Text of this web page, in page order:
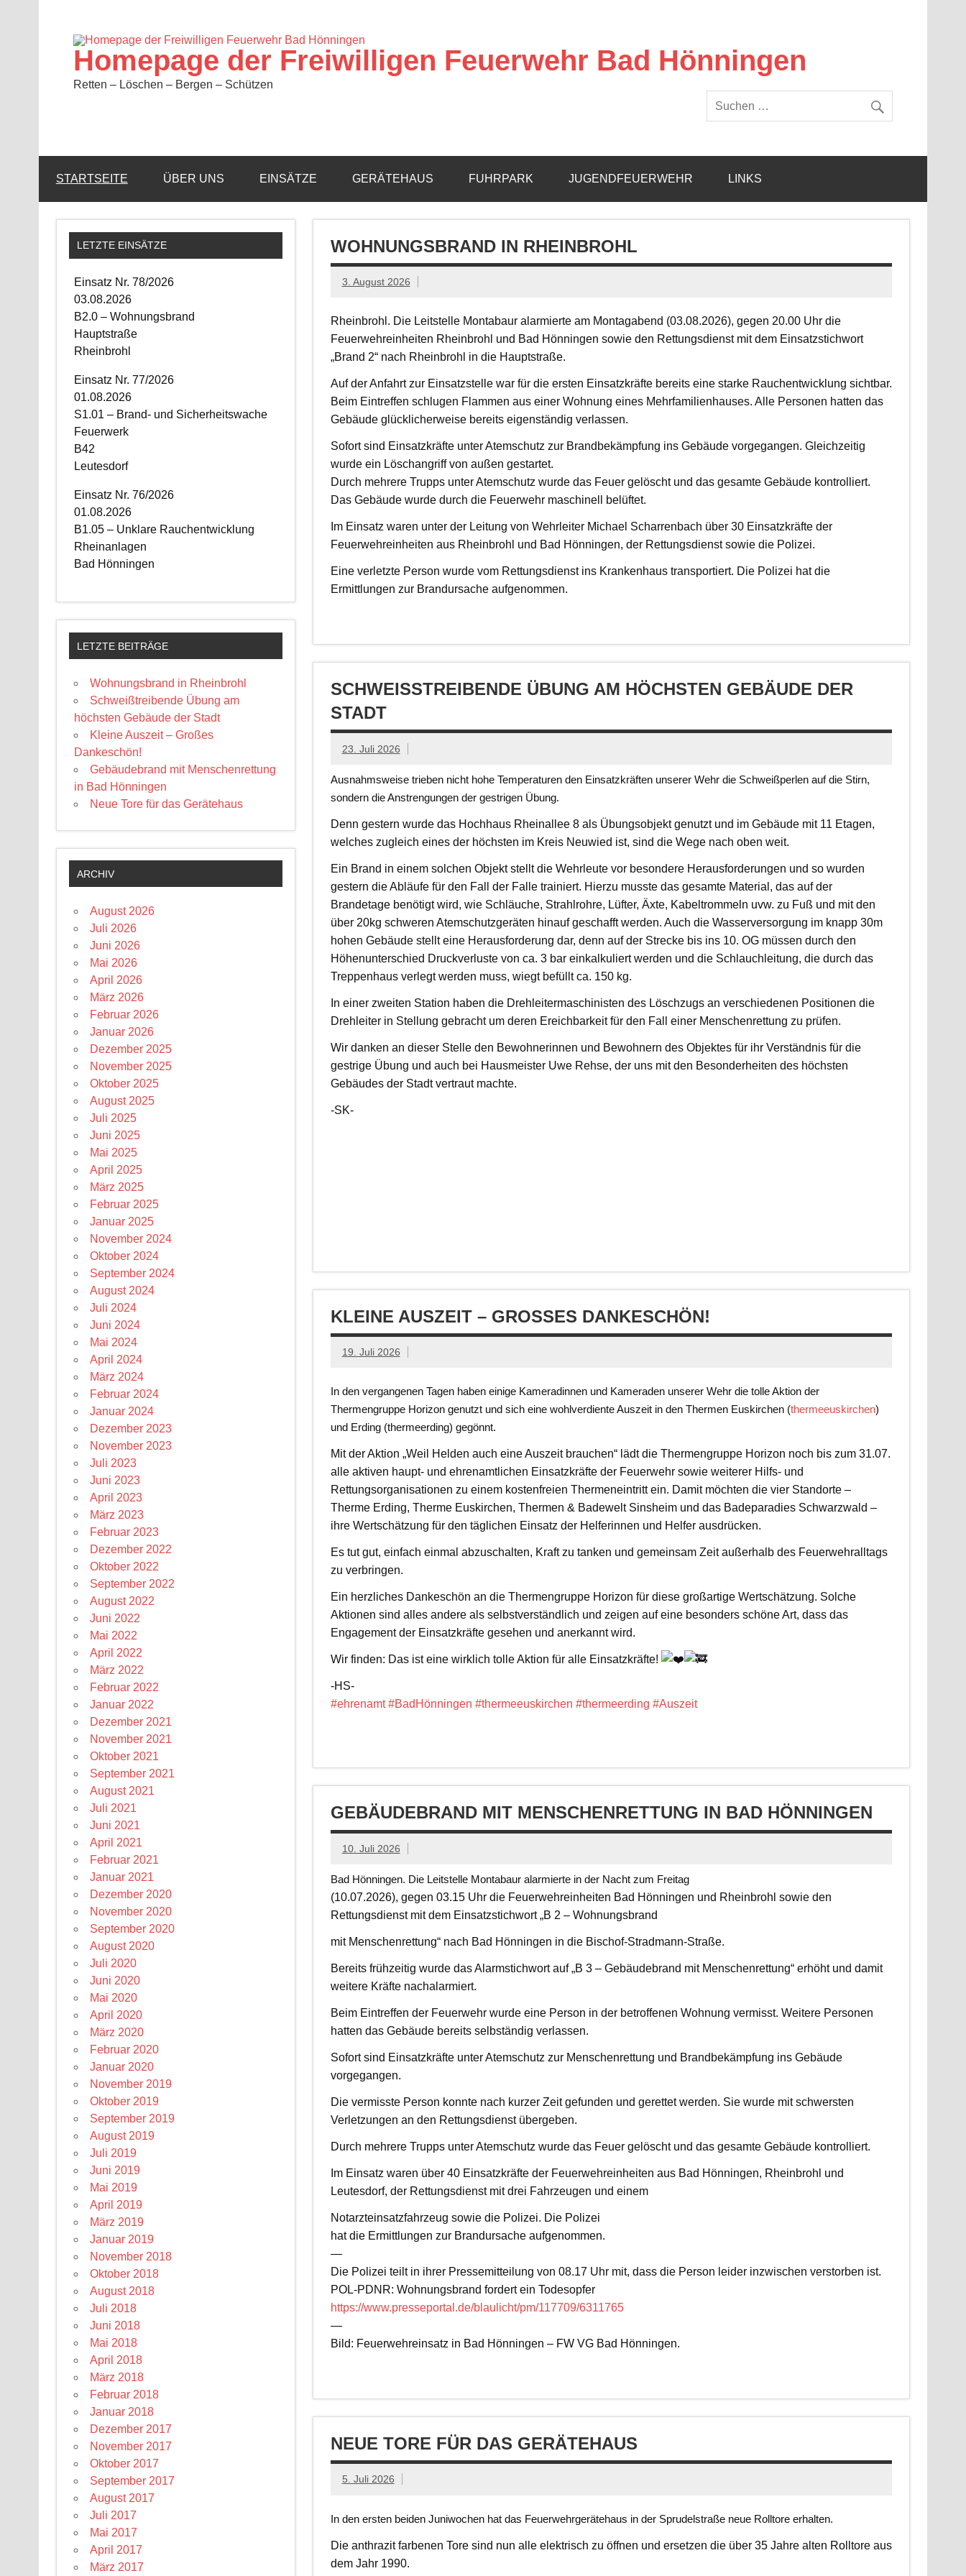
Homepage der Freiwilligen Feuerwehr Bad Hönningen
Retten – Löschen – Bergen – Schützen
STARTSEITE ÜBER UNS EINSÄTZE GERÄTEHAUS FUHRPARK JUGENDFEUERWEHR LINKS
WOHNUNGSBRAND IN RHEINBROHL
3. August 2026
Rheinbrohl. Die Leitstelle Montabaur alarmierte am Montagabend (03.08.2026), gegen 20.00 Uhr die
Feuerwehreinheiten Rheinbrohl und Bad Hönningen sowie den Rettungsdienst mit dem Einsatzstichwort
„Brand 2“ nach Rheinbrohl in die Hauptstraße.
Auf der Anfahrt zur Einsatzstelle war für die ersten Einsatzkräfte bereits eine starke Rauchentwicklung sichtbar.
Beim Eintreffen schlugen Flammen aus einer Wohnung eines Mehrfamilienhauses. Alle Personen hatten das
Gebäude glücklicherweise bereits eigenständig verlassen.
Sofort sind Einsatzkräfte unter Atemschutz zur Brandbekämpfung ins Gebäude vorgegangen. Gleichzeitig
wurde ein Löschangriff von außen gestartet.
Durch mehrere Trupps unter Atemschutz wurde das Feuer gelöscht und das gesamte Gebäude kontrolliert.
Das Gebäude wurde durch die Feuerwehr maschinell belüftet.
Im Einsatz waren unter der Leitung von Wehrleiter Michael Scharrenbach über 30 Einsatzkräfte der
Feuerwehreinheiten aus Rheinbrohl und Bad Hönningen, der Rettungsdienst sowie die Polizei.
Eine verletzte Person wurde vom Rettungsdienst ins Krankenhaus transportiert. Die Polizei hat die
Ermittlungen zur Brandursache aufgenommen.
SCHWEISSTREIBENDE ÜBUNG AM HÖCHSTEN GEBÄUDE DER S
TADT
23. Juli 2026
Ausnahmsweise trieben nicht hohe Temperaturen den Einsatzkräften unserer Wehr die Schweißperlen auf die Stirn,
sondern die Anstrengungen der gestrigen Übung.
Denn gestern wurde das Hochhaus Rheinallee 8 als Übungsobjekt genutzt und im Gebäude mit 11 Etagen,
welches zugleich eines der höchsten im Kreis Neuwied ist, sind die Wege nach oben weit.
Ein Brand in einem solchen Objekt stellt die Wehrleute vor besondere Herausforderungen und so wurden
gestern die Abläufe für den Fall der Falle trainiert. Hierzu musste das gesamte Material, das auf der
Brandetage benötigt wird, wie Schläuche, Strahlrohre, Lüfter, Äxte, Kabeltrommeln uvw. zu Fuß und mit den
über 20kg schweren Atemschutzgeräten hinauf geschafft werden. Auch die Wasserversorgung im knapp 30m
hohen Gebäude stellt eine Herausforderung dar, denn auf der Strecke bis ins 10. OG müssen durch den
Höhenunterschied Druckverluste von ca. 3 bar einkalkuliert werden und die Schlauchleitung, die durch das
Treppenhaus verlegt werden muss, wiegt befüllt ca. 150 kg.
In einer zweiten Station haben die Drehleitermaschinisten des Löschzugs an verschiedenen Positionen die
Drehleiter in Stellung gebracht um deren Ereichbarkeit für den Fall einer Menschenrettung zu prüfen.
Wir danken an dieser Stelle den Bewohnerinnen und Bewohnern des Objektes für ihr Verständnis für die
gestrige Übung und auch bei Hausmeister Uwe Rehse, der uns mit den Besonderheiten des höchsten
Gebäudes der Stadt vertraut machte.
-SK-
KLEINE AUSZEIT – GROSSES DANKESCHÖN!
19. Juli 2026
In den vergangenen Tagen haben einige Kameradinnen und Kameraden unserer Wehr die tolle Aktion der
Thermengruppe Horizon genutzt und sich eine wohlverdiente Auszeit in den Thermen Euskirchen (thermeeuskirchen)
und Erding (thermeerding) gegönnt.
Mit der Aktion „Weil Helden auch eine Auszeit brauchen“ lädt die Thermengruppe Horizon noch bis zum 31.07.
alle aktiven haupt- und ehrenamtlichen Einsatzkräfte der Feuerwehr sowie weiterer Hilfs- und
Rettungsorganisationen zu einem kostenfreien Thermeneintritt ein. Damit möchten die vier Standorte –
Therme Erding, Therme Euskirchen, Thermen & Badewelt Sinsheim und das Badeparadies Schwarzwald –
ihre Wertschätzung für den täglichen Einsatz der Helferinnen und Helfer ausdrücken.
Es tut gut, einfach einmal abzuschalten, Kraft zu tanken und gemeinsam Zeit außerhalb des Feuerwehralltags
zu verbringen.
Ein herzliches Dankeschön an die Thermengruppe Horizon für diese großartige Wertschätzung. Solche
Aktionen sind alles andere als selbstverständlich und zeigen auf eine besonders schöne Art, dass das
Engagement der Einsatzkräfte gesehen und anerkannt wird.
Wir finden: Das ist eine wirklich tolle Aktion für alle Einsatzkräfte!
-HS-
#ehrenamt #BadHönningen #thermeeuskirchen #thermeerding #Auszeit
GEBÄUDEBRAND MIT MENSCHENRETTUNG IN BAD HÖNNINGEN
10. Juli 2026
Bad Hönningen. Die Leitstelle Montabaur alarmierte in der Nacht zum Freitag
(10.07.2026), gegen 03.15 Uhr die Feuerwehreinheiten Bad Hönningen und Rheinbrohl sowie den
Rettungsdienst mit dem Einsatzstichwort „B 2 – Wohnungsbrand
mit Menschenrettung“ nach Bad Hönningen in die Bischof-Stradmann-Straße.
Bereits frühzeitig wurde das Alarmstichwort auf „B 3 – Gebäudebrand mit Menschenrettung“ erhöht und damit
weitere Kräfte nachalarmiert.
Beim Eintreffen der Feuerwehr wurde eine Person in der betroffenen Wohnung vermisst. Weitere Personen
hatten das Gebäude bereits selbständig verlassen.
Sofort sind Einsatzkräfte unter Atemschutz zur Menschenrettung und Brandbekämpfung ins Gebäude
vorgegangen.
Die vermisste Person konnte nach kurzer Zeit gefunden und gerettet werden. Sie wurde mit schwersten
Verletzungen an den Rettungsdienst übergeben.
Durch mehrere Trupps unter Atemschutz wurde das Feuer gelöscht und das gesamte Gebäude kontrolliert.
Im Einsatz waren über 40 Einsatzkräfte der Feuerwehreinheiten aus Bad Hönningen, Rheinbrohl und
Leutesdorf, der Rettungsdienst mit drei Fahrzeugen und einem
Notarzteinsatzfahrzeug sowie die Polizei. Die Polizei
hat die Ermittlungen zur Brandursache aufgenommen.
—
Die Polizei teilt in ihrer Pressemitteilung von 08.17 Uhr mit, dass die Person leider inzwischen verstorben ist.
POL-PDNR: Wohnungsbrand fordert ein Todesopfer
https://www.presseportal.de/blaulicht/pm/117709/6311765
—
Bild: Feuerwehreinsatz in Bad Hönningen – FW VG Bad Hönningen.
NEUE TORE FÜR DAS GERÄTEHAUS
5. Juli 2026
In den ersten beiden Juniwochen hat das Feuerwehrgerätehaus in der Sprudelstraße neue Rolltore erhalten.
Die anthrazit farbenen Tore sind nun alle elektrisch zu öffnen und ersetzen die über 35 Jahre alten Rolltore aus
dem Jahr 1990.
LETZTE EINSÄTZE
Einsatz Nr. 78/2026
03.08.2026
B2.0 – Wohnungsbrand
Hauptstraße
Rheinbrohl
Einsatz Nr. 77/2026
01.08.2026
S1.01 – Brand- und Sicherheitswache
Feuerwerk
B42
Leutesdorf
Einsatz Nr. 76/2026
01.08.2026
B1.05 – Unklare Rauchentwicklung
Rheinanlagen
Bad Hönningen
LETZTE BEITRÄGE
Wohnungsbrand in Rheinbrohl
Schweißtreibende Übung am
höchsten Gebäude der Stadt
Kleine Auszeit – Großes
Dankeschön!
Gebäudebrand mit Menschenrettung
in Bad Hönningen
Neue Tore für das Gerätehaus
ARCHIV
August 2026
Juli 2026
Juni 2026
Mai 2026
April 2026
März 2026
Februar 2026
Januar 2026
Dezember 2025
November 2025
Oktober 2025
August 2025
Juli 2025
Juni 2025
Mai 2025
April 2025
März 2025
Februar 2025
Januar 2025
November 2024
Oktober 2024
September 2024
August 2024
Juli 2024
Juni 2024
Mai 2024
April 2024
März 2024
Februar 2024
Januar 2024
Dezember 2023
November 2023
Juli 2023
Juni 2023
April 2023
März 2023
Februar 2023
Dezember 2022
Oktober 2022
September 2022
August 2022
Juni 2022
Mai 2022
April 2022
März 2022
Februar 2022
Januar 2022
Dezember 2021
November 2021
Oktober 2021
September 2021
August 2021
Juli 2021
Juni 2021
April 2021
Februar 2021
Januar 2021
Dezember 2020
November 2020
September 2020
August 2020
Juli 2020
Juni 2020
Mai 2020
April 2020
März 2020
Februar 2020
Januar 2020
November 2019
Oktober 2019
September 2019
August 2019
Juli 2019
Juni 2019
Mai 2019
April 2019
März 2019
Januar 2019
November 2018
Oktober 2018
August 2018
Juli 2018
Juni 2018
Mai 2018
April 2018
März 2018
Februar 2018
Januar 2018
Dezember 2017
November 2017
Oktober 2017
September 2017
August 2017
Juli 2017
Mai 2017
April 2017
März 2017